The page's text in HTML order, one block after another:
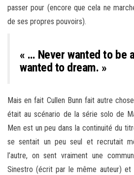
passer pour (encore que cela ne
de ses propres pouvoirs).
« … Never wanted to be
wanted to dream. »
Mais en fait Cullen Bunn fait autre
était au scénario de la série solo de
Men est un peu dans la continuité du
se sentait un peu seul et recrutait
l’autre, on sent vraiment une
Sinestro (écrit par le même auteur) et